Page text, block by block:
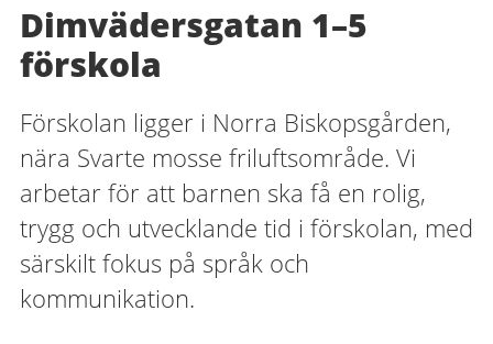
Dimvädersgatan 1–5
förskola
Förskolan ligger i Norra Biskopsgården,
nära Svarte mosse friluftsområde. Vi
arbetar för att barnen ska få en rolig,
trygg och utvecklande tid i förskolan, med
särskilt fokus på språk och
kommunikation.